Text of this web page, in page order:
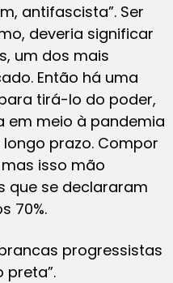
antifascista”. Ser
deveria significar
um dos mais
Então há uma
tirá-lo do poder,
em meio à pandemia
prazo. Compor
isso mão
que se declararam
70%.
progressistas
preta”.